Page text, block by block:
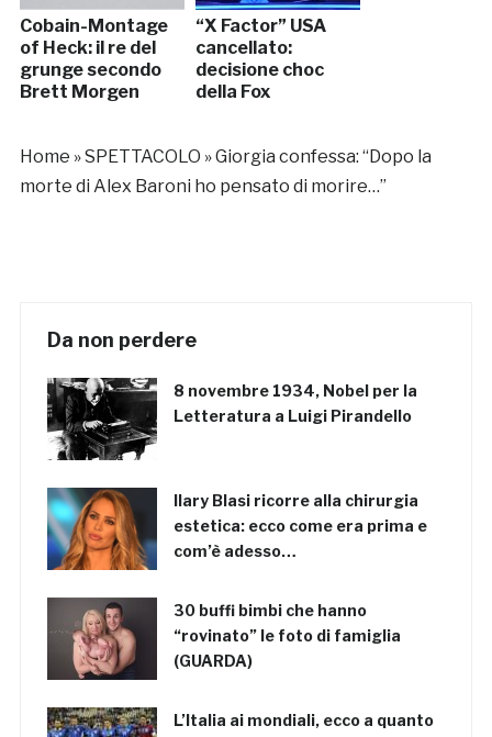
Cobain-Montage
of Heck: il re del
grunge secondo
Brett Morgen
“X Factor” USA
cancellato:
decisione choc
della Fox
Home »SPETTACOLO »Giorgia confessa: “Dopo la
morte di Alex Baroni ho pensato di morire…”
Da non perdere
8 novembre 1934, Nobel per la
Letteratura a Luigi Pirandello
Ilary Blasi ricorre alla chirurgia
estetica: ecco come era prima e
com’è adesso…
30 buffi bimbi che hanno
“rovinato” le foto di famiglia
(GUARDA)
L’Italia ai mondiali, ecco a quanto